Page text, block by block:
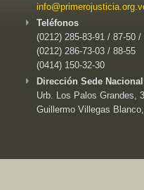
Teléfonos
(0212) 285-83-91 / 87-50 /
(0212) 286-73-03 / 88-55
(0414) 150-32-30
Dirección Sede
Urb. Los Palos Grandes,
Guillermo Villegas